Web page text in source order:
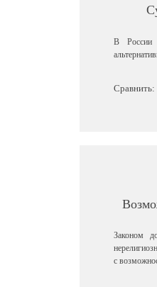
В России
Сравнить:
Законом
с